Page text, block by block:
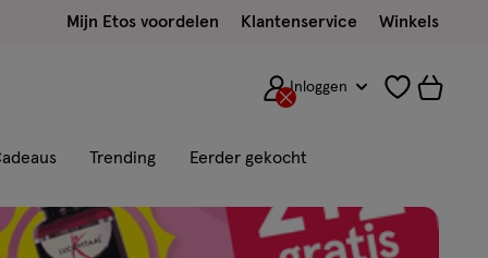
Mijn Etos voordelen Klantenservice Winkels
Inloggen
Trending Eerder gekocht